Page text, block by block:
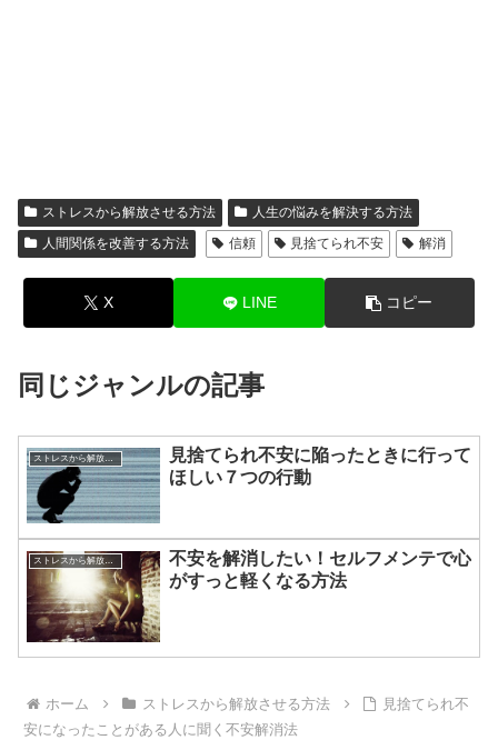
ストレスから解放させる方法
人生の悩みを解決する方法
人間関係を改善する方法
信頼 見捨てられ不安 解消
X LINE コピー
同じジャンルの記事
見捨てられ不安に陥ったときに行って
ほしい７つの行動
ストレスから解放させる方法
不安を解消したい！セルフメンテで心
がすっと軽くなる方法
ホーム ストレスから解放させる方法
見捨てられ不
安になったことがある人に聞く不安解消法